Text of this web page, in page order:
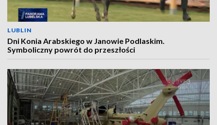
LUBLIN
Dni Konia Arabskiego w Janowie Podlaskim.
Symboliczny powrót do przeszłości